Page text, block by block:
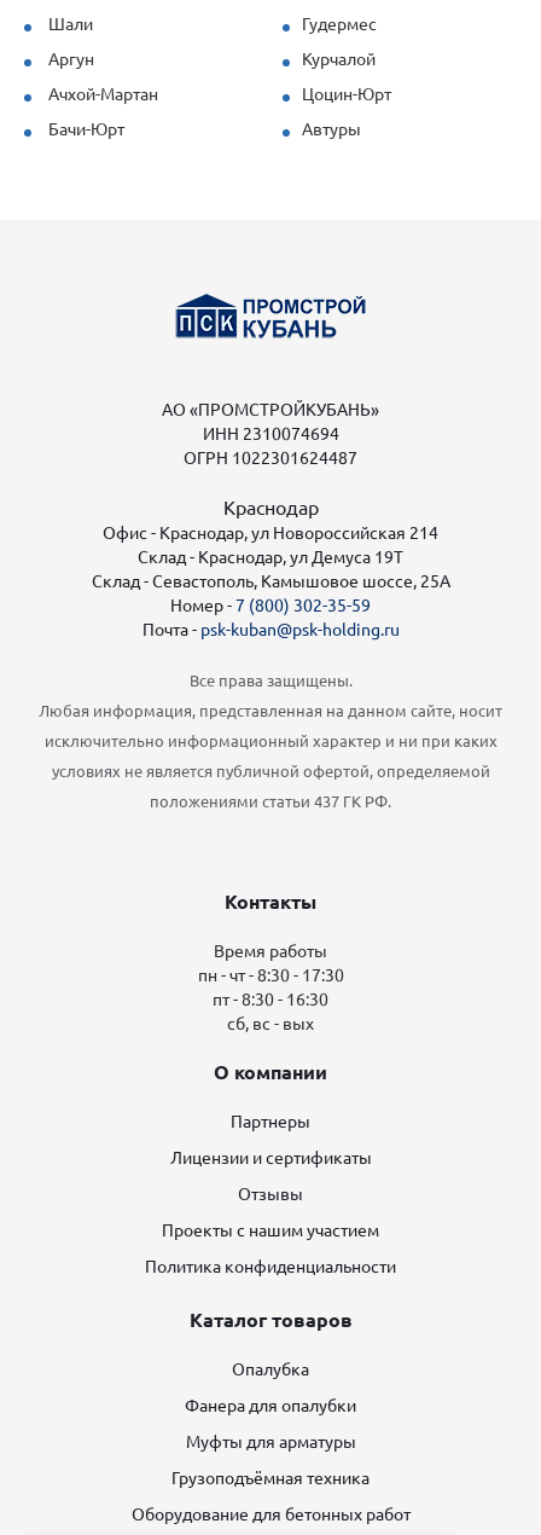
Шали
Гудермес
Аргун
Курчалой
Ачхой-Мартан
Цоцин-Юрт
Бачи-Юрт
Автуры
АО «ПРОМСТРОЙКУБАНЬ»
ИНН 2310074694
ОГРН 1022301624487
Краснодар
Офис - Краснодар, ул Новороссийская 214
Склад - Краснодар, ул Демуса 19Т
Склад - Севастополь, Камышовое шоссе, 25А
Номер -7 (800) 302-35-59
Почта - psk-kuban@psk-holding.ru
Все права защищены.
Любая информация, представленная на данном сайте, носит
исключительно информационный характер и ни при каких
условиях не является публичной офертой, определяемой
положениями статьи 437 ГК РФ.
Контакты
Время работы
пн - чт - 8:30 - 17:30
пт - 8:30 - 16:30
сб, вс - вых
О компании
Партнеры
Лицензии и сертификаты
Отзывы
Проекты с нашим участием
Политика конфиденциальности
Каталог товаров
Опалубка
Фанера для опалубки
Муфты для арматуры
Грузоподъёмная техника
Оборудование для бетонных работ